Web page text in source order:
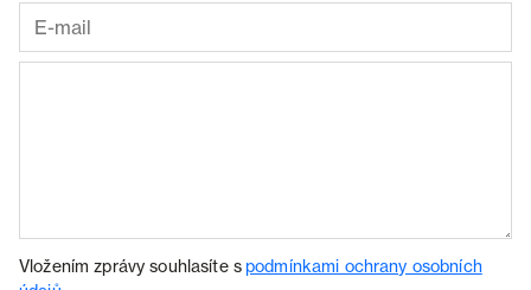
Vložením zprávy souhlasíte spodmínkami ochrany osobních